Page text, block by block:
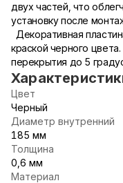
двух частей, что
установку после
Декоративная
краской черного
перекрытия до 5
Цвет
Черный
Диаметр внутренний
185 мм
Толщина
0,6 мм
Материал